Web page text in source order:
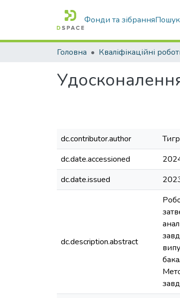
Фонди та зібрання
Головна Кваліфікаційні
dc.contributor.author
dc.date.accessioned
dc.date.issued
dc.description.abstract